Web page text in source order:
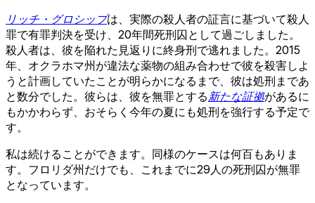
リッチ・グロシップは、実際の殺人者の証言に基づいて殺人
罪で有罪判決を受け、20年間死刑囚として過ごしました。
殺人者は、彼を陥れた見返りに終身刑で逃れました。2015
年、オクラホマ州が違法な薬物の組み合わせで彼を殺害しよ
うと計画していたことが明らかになるまで、彼は処刑まであ
と数分でした。彼らは、彼を無罪とする 新たな証拠があるに
もかかわらず、おそらく今年の夏にも処刑を強行する予定で
す。
私は続けることができます。同様のケースは何百もありま
す。フロリダ州だけでも、これまでに29人の死刑囚が無罪
となっています。